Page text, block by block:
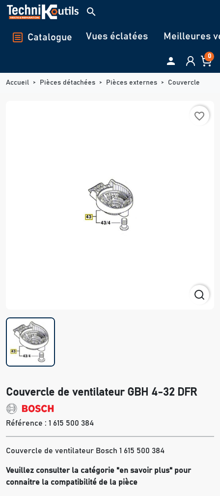
Panneau de gestion des cookies
search
Catalogue Vues éclatées Meilleures
 0
Accueil Pièces détachées Pièces externes Couvercle
favorite_border
Couvercle de ventilateur GBH 4-32 DFR
Référence : 1 615 500 384
Couvercle de ventilateur Bosch 1 615 500 384
Veuillez consulter la catégorie "en savoir plus" pour
connaitre la compatibilité de la pièce